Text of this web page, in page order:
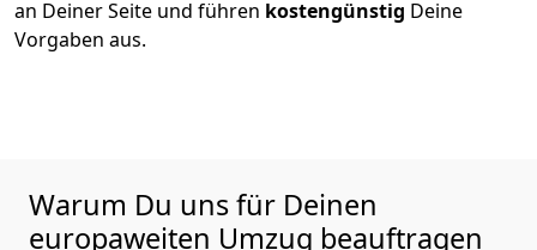
an Deiner Seite und führen kostengünstig Deine
Vorgaben aus.
Warum Du uns für Deinen
europaweiten Umzug beauftragen